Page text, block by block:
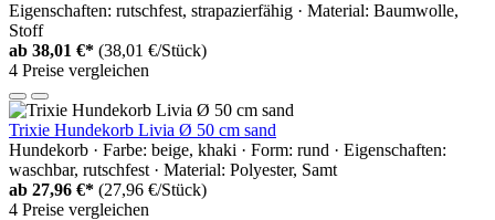
Eigenschaften: rutschfest, strapazierfähig · Material: Baumwolle,
Stoff
ab 38,01 €* (38,01 €/Stück)
4 Preise vergleichen
Trixie Hundekorb Livia Ø 50 cm sand
Hundekorb · Farbe: beige, khaki · Form: rund · Eigenschaften:
waschbar, rutschfest · Material: Polyester, Samt
ab 27,96 €* (27,96 €/Stück)
4 Preise vergleichen